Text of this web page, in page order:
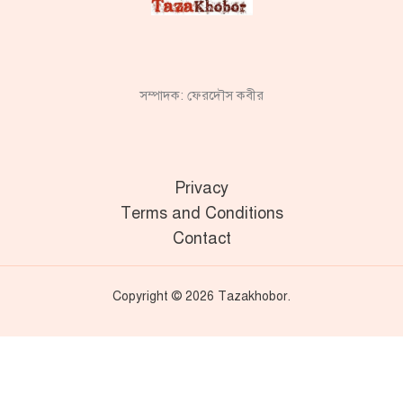
সম্পাদক: ফেরদৌস কবীর
Privacy
Terms and Conditions
Contact
Copyright © 2026 Tazakhobor.